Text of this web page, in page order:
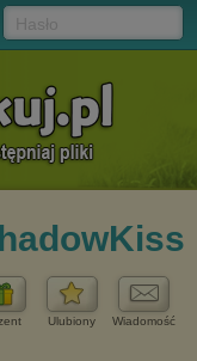
Ulubiony Wiadomość